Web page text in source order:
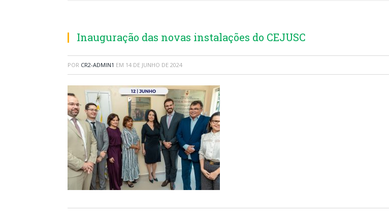
Inauguração das novas instalações do CEJUSC
POR CR2-ADMIN1 EM 14 DE JUNHO DE 2024